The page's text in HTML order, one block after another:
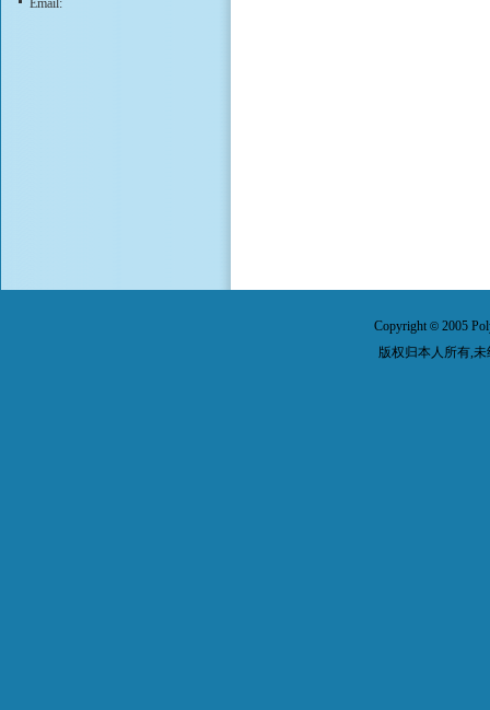
Email:
Copyright© 2005
版权归本人所有,